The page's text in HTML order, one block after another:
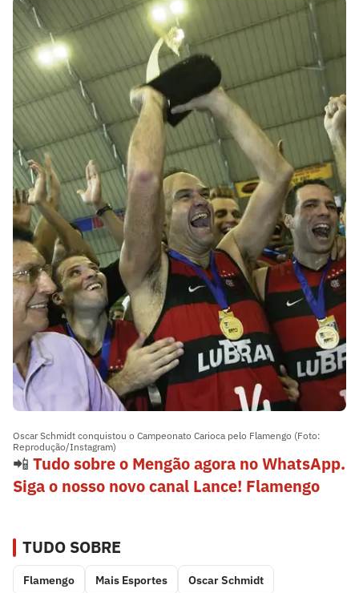
Oscar Schmidt conquistou o Campeonato Carioca pelo Flamengo (Foto:
Reprodução/Instagram)
📲 Tudo sobre o Mengão agora no WhatsApp.
Siga o nosso novo canal Lance! Flamengo
TUDO SOBRE
Flamengo Mais Esportes Oscar Schmidt